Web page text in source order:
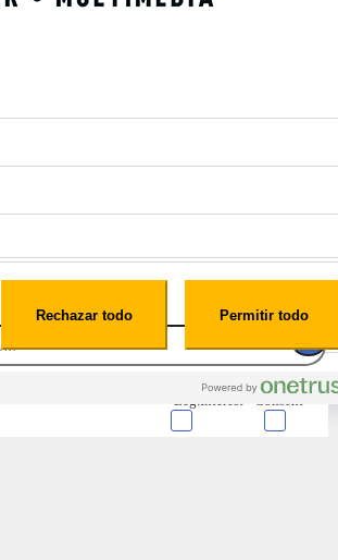
SP3
de tu navegador, generalmente en forma de cookies.
Consent
Leg.Interest
Rechazar todo Permitir todo